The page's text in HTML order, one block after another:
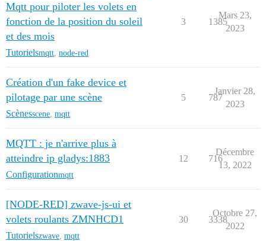
Mqtt pour piloter les volets en
fonction de la position du soleil
et des mois
Tutorielsmqtt node-red
3 1385
Mars 23,
2023
Création d'un fake device et
pilotage par une scène
Scènesscene mqtt
5 787
Janvier 28,
2023
MQTT : je n'arrive plus à
atteindre ip gladys:1883
Configurationmqtt
12 716
Décembre
13, 2022
[NODE-RED] zwave-js-ui et
volets roulants ZMNHCD1
Tutorielszwave mqtt
30 3338
Octobre 27,
2022